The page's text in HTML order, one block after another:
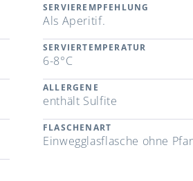
SERVIEREMPFEHLUNG
Als Aperitif.
SERVIERTEMPERATUR
6-8°C
ALLERGENE
enthält Sulfite
FLASCHENART
Einwegglasflasche ohne